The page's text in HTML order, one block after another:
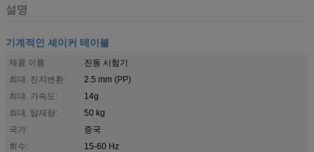
설명
기계적인 셰이커 테이블
제품 이름:
진동 시험기
최대. 진지변환:
2.5 mm (PP)
최대. 가속도:
14g
최대. 탑재량:
50 kg
국가:
중국
회수:
15-60 Hz